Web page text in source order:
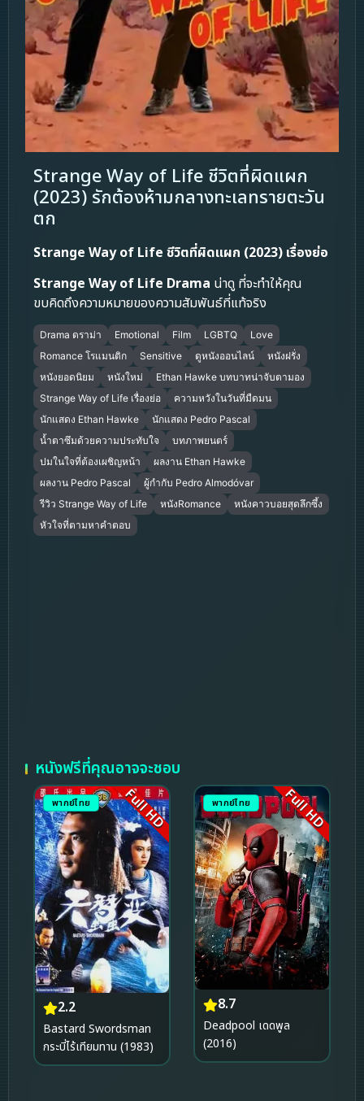
Strange Way of Life ชีวิตที่ผิดแผก
(2023) รักต้องห้ามกลางทะเลทรายตะวัน
ตก
Strange Way of Life ชีวิตที่ผิดแผก (2023) เรื่องย่อ
Strange Way of Life Drama น่าดู ที่จะทำให้คุณ
ขบคิดถึงความหมายของความสัมพันธ์ที่แท้จริง
Drama ดราม่า Emotional Film LGBTQ
Love
Romance โรแมนติก
Sensitive ดูหนังออนไลน์
หนังฝรั่ง
หนังยอดนิยม
หนังใหม่
Ethan Hawke บทบาทน่าจับตามอง
Strange Way of Life เรื่องย่อ
ความหวังในวันที่มืดมน
นักแสดง Ethan Hawke
นักแสดง Pedro Pascal
น้ำตาซึมด้วยความประทับใจ
บทภาพยนตร์
ปมในใจที่ต้องเผชิญหน้า
ผลงาน Ethan Hawke
ผลงาน Pedro Pascal
ผู้กำกับ Pedro Almodóvar
รีวิว Strange Way of Life
หนังRomance
หนังคาวบอยสุดลึกซึ้ง
หัวใจที่ตามหาคำตอบ
หนังฟรีที่คุณอาจจะชอบ
พากย์ไทย Full HD
2.2
Bastard Swordsman
กระบี่ไร้เทียมทาน (1983)
พากย์ไทย Full HD
8.7
Deadpool เดดพูล
(2016)